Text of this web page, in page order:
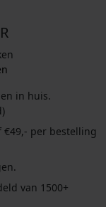
in huis.
€49,- per bestelling
van 1500+